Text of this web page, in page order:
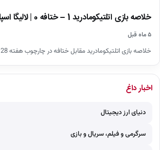
خلاصه بازی اتلتیکومادرید 1 – ختافه 0 | لالیگا اسپانیا
۵ ماه قبل
خلاصه بازی اتلتیکومادرید مقابل ختافه در چارچوب هفته 28 لالیگا فصل 26-2025
اخبار داغ
دنیای ارز دیجیتال
سرگرمی و فیلم، سریال و بازی